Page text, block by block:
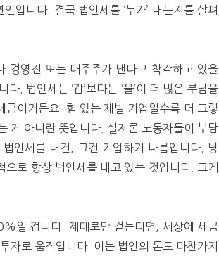
입니다. 결국 법인세를 ‘누가’ 내는지를 살펴
경영진 또는 대주주가 낸다고 착각하고 있을
. 법인세는 ‘갑’보다는 ‘을’이 더 많은 부담을
이거든요. 힘 있는 재벌 기업일수록 더 그렇
게 아니란 뜻입니다. 실제론 노동자들이 부담
인세를 내건, 그건 기업하기 나름입니다. 당
로 항상 법인세를 내고 있는 것입니다. 그게
일 겁니다. 제대로만 걷는다면, 세상에 세금
자로 움직입니다. 이는 법인의 돈도 마찬가지